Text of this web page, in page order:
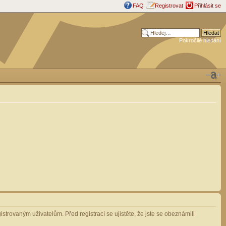
FAQ Registrovat Přihlásit se
Pokročilé hledání
uživatelům. Před registrací se ujistěte, že jste se obeznámili